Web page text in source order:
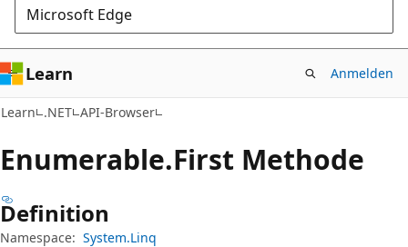
Microsoft Edge
Learn Anmelden
Learn .NET API-Browser
Enumerable.First Methode
Definition
Namespace: System.Linq